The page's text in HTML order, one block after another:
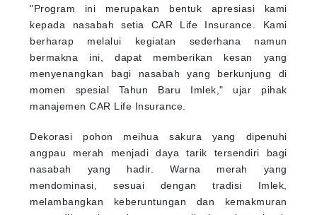
"Program ini merupakan bentuk apresiasi kami
kepada nasabah setia CAR Life Insurance. Kami
berharap melalui kegiatan sederhana namun
bermakna ini, dapat memberikan kesan yang
menyenangkan bagi nasabah yang berkunjung di
momen spesial Tahun Baru Imlek," ujar pihak
manajemen CAR Life Insurance.
Dekorasi pohon meihua sakura yang dipenuhi
angpau merah menjadi daya tarik tersendiri bagi
nasabah yang hadir. Warna merah yang
mendominasi, sesuai dengan tradisi Imlek,
melambangkan keberuntungan dan kemakmuran